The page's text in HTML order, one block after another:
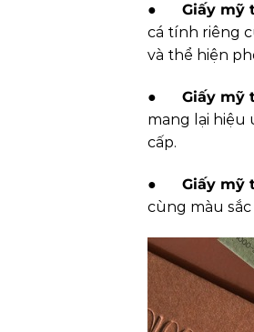
● Giấy mỹ
cá tính riêng
và thể hiện
● Giấy mỹ
mang lại hiệu
cấp.
● Giấy mỹ
cùng màu